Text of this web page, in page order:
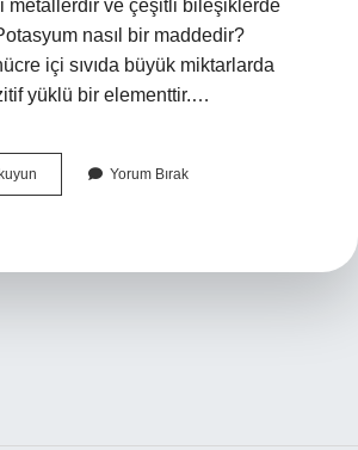
metallerdir ve çeşitli bileşiklerde
nasıl bir maddedir?
içi sıvıda büyük miktarlarda
yüklü bir elementtir.…
Potasyum
Ametal
Yorum Bırak